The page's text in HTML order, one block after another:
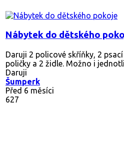
Nábytek do dětského
Daruji 2 policové skříňky, 2
poličky a 2 židle. Možno i
Daruji
Šumperk
Před 6 měsíci
627